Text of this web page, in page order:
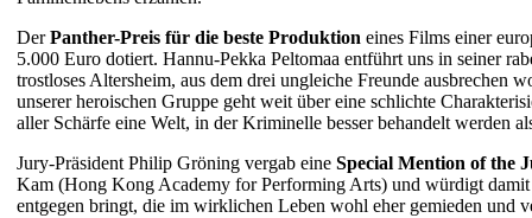
DerPanther-Preis für die beste Produktion eines Films einer
5.000 Euro dotiert. Hannu-Pekka Peltomaa entführt uns in seiner
trostloses Altersheim, aus dem drei ungleiche Freunde ausbrechen
unserer heroischen Gruppe geht weit über eine schlichte
aller Schärfe eine Welt, in der Kriminelle besser behandelt werden
Jury-Präsident Philip Gröning vergab eine Special Mention of the
Kam (Hong Kong Academy for Performing Arts) und würdigt
entgegen bringt, die im wirklichen Leben wohl eher gemieden und